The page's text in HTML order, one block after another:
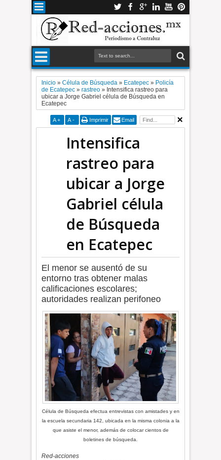
Inicio »Célula de Búsqueda » Ecatepec » Policía
de Ecatepec »rastreo » Intensifica rastreo para
ubicar a Jorge Gabriel célula de Búsqueda en
Ecatepec
A + A - Imprimir Email
Intensifica
rastreo para
ubicar a Jorge
Gabriel célula
de Búsqueda
en Ecatepec
El menor se ausentó de su
entorno tras obtener malas
calificaciones escolares;
autoridades realizan perifoneo
Célula de Búsqueda efectua entrevistas con amistades y en
la escuela secundaria 142, ubicada en la misma colonia a la
que asiste el menor, además de colocar cientos de
boletines de búsqueda.
Red-acciones